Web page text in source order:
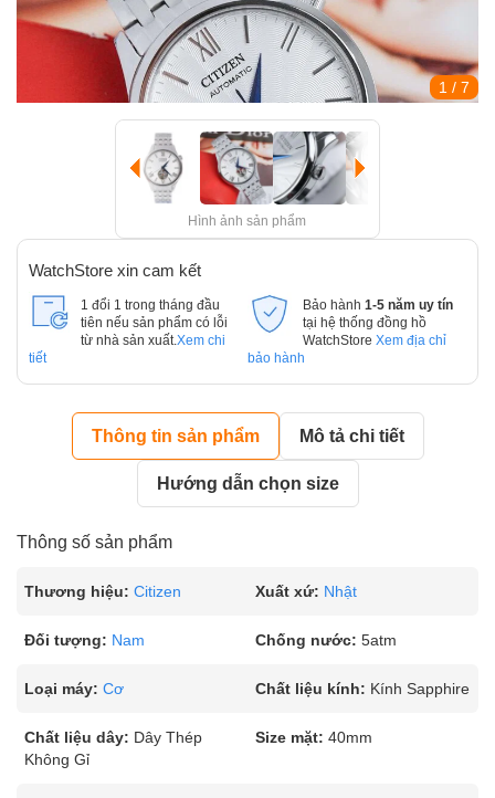
1 / 7
Hình ảnh sản phẩm
WatchStore xin cam kết
1 đổi 1 trong tháng đầu
tiên nếu sản phẩm có lỗi
từ nhà sản xuất. Xem chi
tiết
Bảo hành 1-5 năm uy tín
tại hệ thống đồng hồ
WatchStore Xem địa chỉ
bảo hành
Thông tin sản phẩm Mô tả chi tiết
Hướng dẫn chọn size
Thông số sản phẩm
Thương hiệu: Citizen Xuất xứ: Nhật
Đối tượng: Nam Chống nước: 5atm
Loại máy: Cơ Chất liệu kính: Kính Sapphire
Chất liệu dây: Dây Thép
Không Gỉ
Size mặt: 40mm